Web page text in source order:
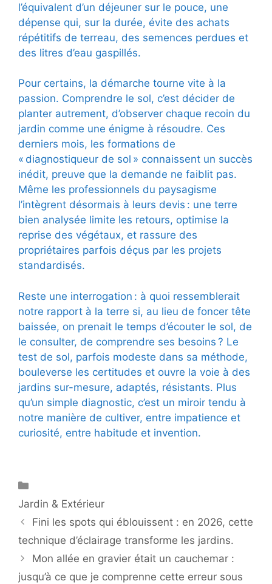
l’équivalent d’un déjeuner sur le pouce, une
dépense qui, sur la durée, évite des achats
répétitifs de terreau, des semences perdues et
des litres d’eau gaspillés.
Pour certains, la démarche tourne vite à la
passion. Comprendre le sol, c’est décider de
planter autrement, d’observer chaque recoin du
jardin comme une énigme à résoudre. Ces
derniers mois, les formations de
« diagnostiqueur de sol » connaissent un succès
inédit, preuve que la demande ne faiblit pas.
Même les professionnels du paysagisme
l’intègrent désormais à leurs devis : une terre
bien analysée limite les retours, optimise la
reprise des végétaux, et rassure des
propriétaires parfois déçus par les projets
standardisés.
Reste une interrogation : à quoi ressemblerait
notre rapport à la terre si, au lieu de foncer tête
baissée, on prenait le temps d’écouter le sol, de
le consulter, de comprendre ses besoins ? Le
test de sol, parfois modeste dans sa méthode,
bouleverse les certitudes et ouvre la voie à des
jardins sur-mesure, adaptés, résistants. Plus
qu’un simple diagnostic, c’est un miroir tendu à
notre manière de cultiver, entre impatience et
curiosité, entre habitude et invention.
Jardin & Extérieur
Fini les spots qui éblouissent : en 2026, cette
technique d’éclairage transforme les jardins.
Mon allée en gravier était un cauchemar :
jusqu’à ce que je comprenne cette erreur sous